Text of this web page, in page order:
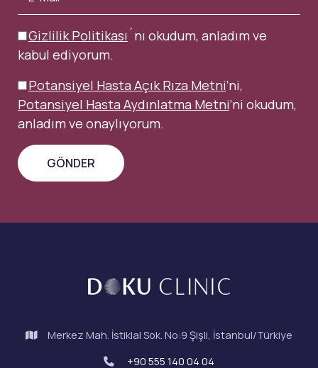
Gizlilik Politikası ´nı okudum, anladım ve
kabul ediyorum.
Potansiyel Hasta Açık Rıza Metni’ni,
Potansiyel Hasta Aydınlatma Metni’ni okudum,
anladım ve onaylıyorum.
Merkez Mah. İstiklal Sok. No:9 Şişli, İstanbul/Türkiye
+90 555 140 04 04